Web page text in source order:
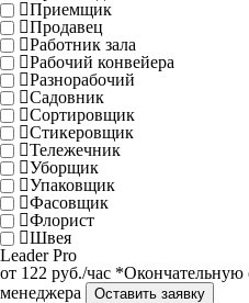
Приемщик
Продавец
Работник зала
Рабочий конвейера
Разнорабочий
Садовник
Сортировщик
Стикеровщик
Тележечник
Уборщик
Упаковщик
Фасовщик
Флорист
Швея
Leader Pro
от 122 руб./час *Окончательную
менеджера
Оставить заявку